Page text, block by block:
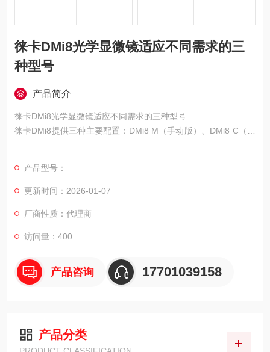
徕卡DMi8光学显微镜适应不同需求的三
种型号
产品简介
徕卡DMi8光学显微镜适应不同需求的三种型号
徕卡DMi8提供三种主要配置：DMi8 M（手动版）、DMi8 C（编
码版）和DMi8 A（自动版），满足不同用户群体的需求和预算。
作水平及资金预算做出合适的选择，避免了功能过剩或不足的困
扰。
产品型号：
更新时间：2026-01-07
厂商性质：代理商
访问量：400
产品咨询 17701039158
产品分类